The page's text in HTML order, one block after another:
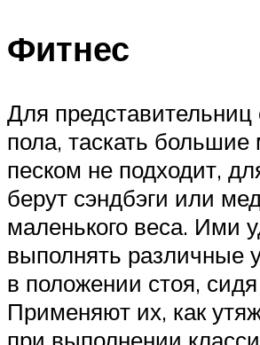
Фитнес
Для представительниц
пола, таскать
песком не подходит,
берут сэндбэги или
маленького веса. Ими
выполнять различные
в положении стоя,
Применяют их, как